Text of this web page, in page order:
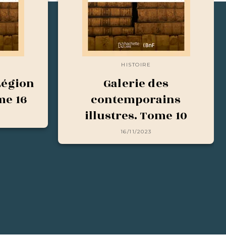
16
HISTOIRE
Galerie des
contemporains
illustres. Tome 10
16/11/2023